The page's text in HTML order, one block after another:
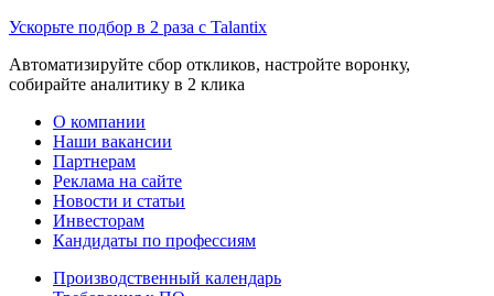
Ускорьте подбор в 2 раза с Talantix
Автоматизируйте сбор откликов, настройте воронку,
собирайте аналитику в 2 клика
О компании
Наши вакансии
Партнерам
Реклама на сайте
Новости и статьи
Инвесторам
Кандидаты по профессиям
Производственный календарь